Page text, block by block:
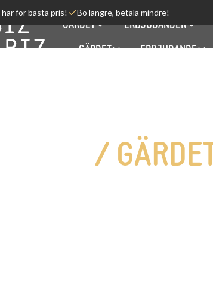
här för bästa pris! Bo längre, betala mindre!
GÄRDET ERBJUDANDE
GÄRDET ERBJUDANDEN
/ GÄRDET